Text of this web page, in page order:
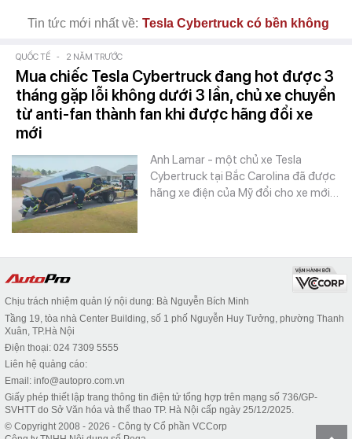
Tin tức mới nhất về: Tesla Cybertruck có bền không
QUỐC TẾ - 2 NĂM TRƯỚC
Mua chiếc Tesla Cybertruck đang hot được 3
tháng gặp lỗi không dưới 3 lần, chủ xe chuyển
từ anti-fan thành fan khi được hãng đổi xe
mới
Anh Lamar - một chủ xe Tesla
Cybertruck tại Bắc Carolina đã được
hãng xe điện của Mỹ đổi cho xe mới…
Chịu trách nhiệm quản lý nội dung: Bà Nguyễn Bích Minh
Tầng 19, tòa nhà Center Building, số 1 phố Nguyễn Huy Tưởng, phường Thanh
Xuân, TP.Hà Nội
Điện thoại: 024 7309 5555
Liên hệ quảng cáo:
Email: info@autopro.com.vn
Giấy phép thiết lập trang thông tin điện tử tổng hợp trên mạng số 736/GP-
SVHTT do Sở Văn hóa và thể thao TP. Hà Nội cấp ngày 25/12/2025.
© Copyright 2008 - 2026 - Công ty Cổ phần VCCorp